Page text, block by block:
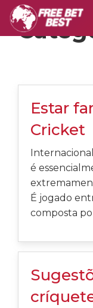
Estar
Cricket
é
É jogado
composta